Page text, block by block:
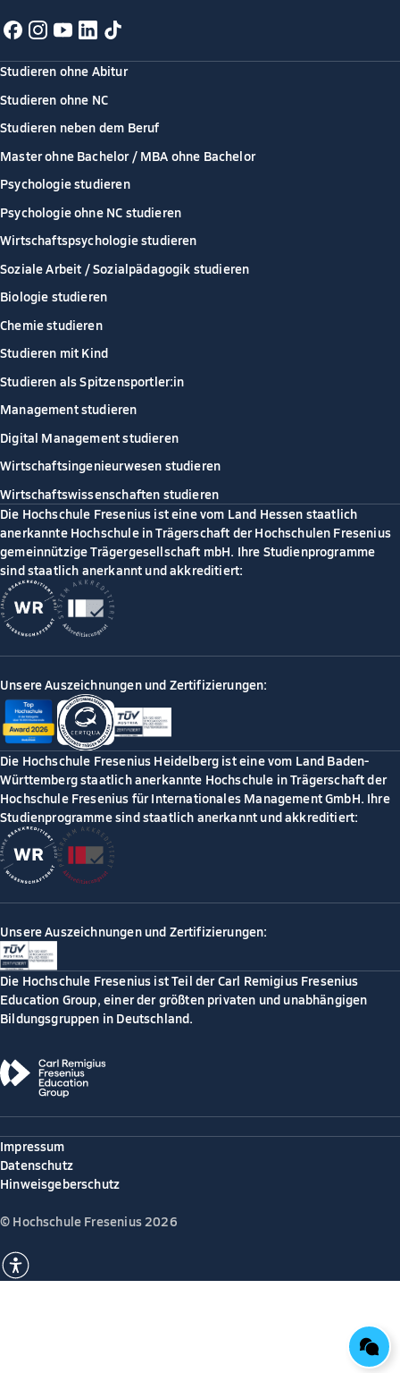
Studieren ohne Abitur
Studieren ohne NC
Studieren neben dem Beruf
Master ohne Bachelor / MBA ohne Bachelor
Psychologie studieren
Psychologie ohne NC studieren
Wirtschaftspsychologie studieren
Soziale Arbeit / Sozialpädagogik studieren
Biologie studieren
Chemie studieren
Studieren mit Kind
Studieren als Spitzensportler:in
Management studieren
Digital Management studieren
Wirtschaftsingenieurwesen studieren
Wirtschaftswissenschaften studieren
Die Hochschule Fresenius ist eine vom Land Hessen staatlich
anerkannte Hochschule in Trägerschaft der Hochschulen Fresenius
gemeinnützige Trägergesellschaft mbH. Ihre Studienprogramme
sind staatlich anerkannt und akkreditiert:
Unsere Auszeichnungen und Zertifizierungen:
Die Hochschule Fresenius Heidelberg ist eine vom Land Baden-
Württemberg staatlich anerkannte Hochschule in Trägerschaft der
Hochschule Fresenius für Internationales Management GmbH. Ihre
Studienprogramme sind staatlich anerkannt und akkreditiert:
Unsere Auszeichnungen und Zertifizierungen:
Die Hochschule Fresenius ist Teil der Carl Remigius Fresenius
Education Group, einer der größten privaten und unabhängigen
Bildungsgruppen in Deutschland.
Impressum
Datenschutz
Hinweisgeberschutz
© Hochschule Fresenius 2026